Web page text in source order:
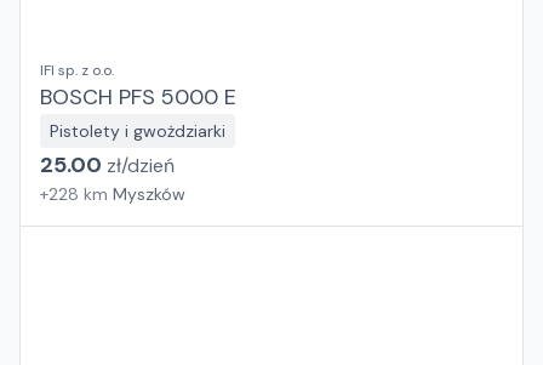
IFI sp. z o.o.
BOSCH PFS 5000 E
Pistolety i gwożdziarki
25.00 zł/dzień
+228 km Myszków